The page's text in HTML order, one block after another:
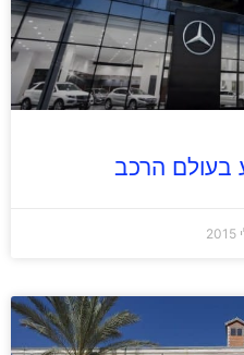
בעולם הרכב